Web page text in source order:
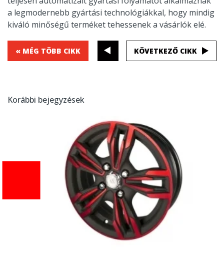
a legmodernebb gyártási technológiákkal, hogy mindig
kiváló minőségű terméket tehessenek a vásárlók elé.
« MÉG TÖBB CIKK KÖVETKEZŐ CIKK
Korábbi bejegyzések